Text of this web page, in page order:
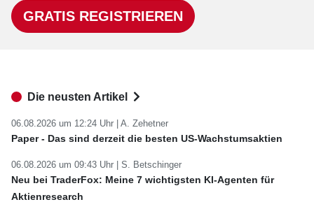
GRATIS REGISTRIEREN
Die neusten Artikel
06.08.2026 um 12:24 Uhr | A. Zehetner
Paper - Das sind derzeit die besten US-Wachstumsaktien
06.08.2026 um 09:43 Uhr | S. Betschinger
Neu bei TraderFox: Meine 7 wichtigsten KI-Agenten für
Aktienresearch